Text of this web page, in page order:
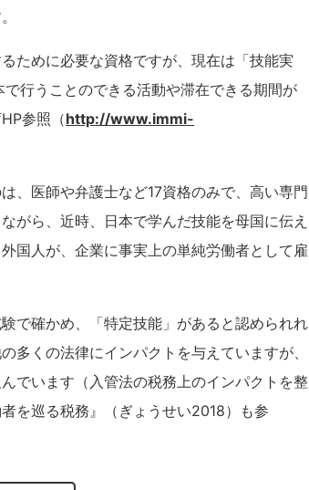
ために必要な資格ですが、現在は「技能実
行うことのできる活動や滞在できる期間が
参照（http://www.immi-
、医師や弁護士など17資格のみで、高い専門
がら、近時、日本で学んだ技能を母国に伝え
国人が、企業に事実上の単純労働者として雇
で確かめ、「特定技能」があると認められれ
多くの法律にインパクトを与えていますが、
でいます（入管法の税務上のインパクトを整
を巡る税務』（ぎょうせい2018）も参